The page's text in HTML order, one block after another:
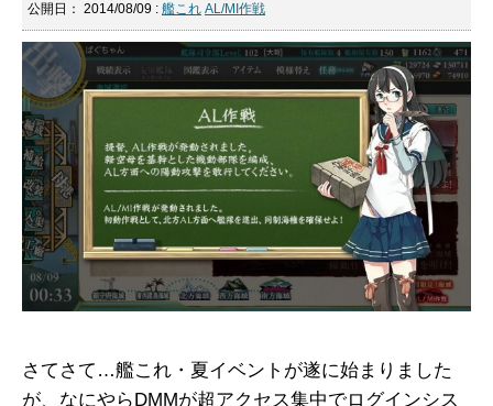
公開日： 2014/08/09 : 艦これ AL/MI作戦
さてさて…艦これ・夏イベントが遂に始まりました
が、なにやらDMMが超アクセス集中でログインシス